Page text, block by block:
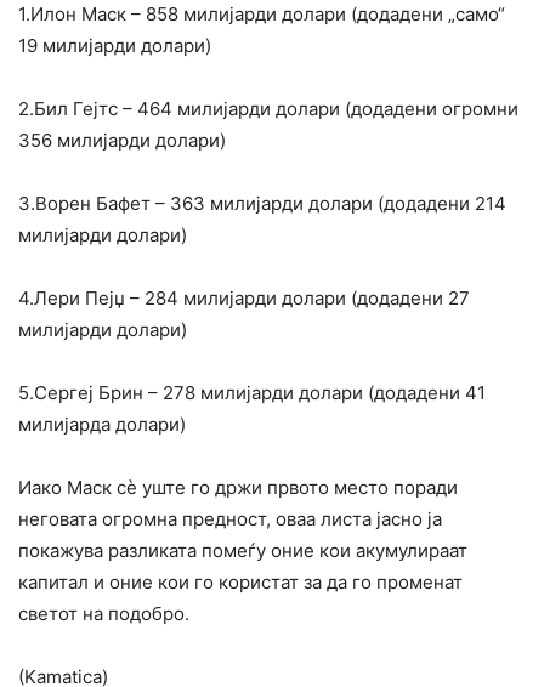
1.Илон Маск – 858 милијарди долари (додадени „само“
19 милијарди долари)
2.Бил Гејтс – 464 милијарди долари (додадени огромни
356 милијарди долари)
3.Ворен Бафет – 363 милијарди долари (додадени 214
милијарди долари)
4.Лери Пејџ – 284 милијарди долари (додадени 27
милијарди долари)
5.Сергеј Брин – 278 милијарди долари (додадени 41
милијарда долари)
Иако Маск сè уште го држи првото место поради
неговата огромна предност, оваа листа јасно ја
покажува разликата помеѓу оние кои акумулираат
капитал и оние кои го користат за да го променат
светот на подобро.
(Kamatica)